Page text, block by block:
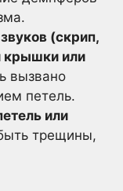
(скрип,
крышки или
вызвано
петель.
или
трещины,